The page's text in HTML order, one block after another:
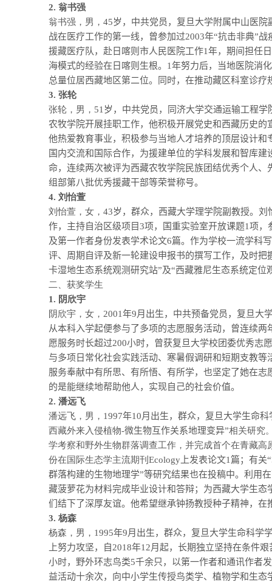
2. 翁书强
翁书强，男， 45岁，中共党员，复旦大学附属中山医
战在医疗工作的第一线，曾参加过2003年“抗击非典”战
援藏医疗队，赴日喀则市人民医院工作1年，期间担任
海模式的经验在日喀则生根。 1年努力后，当地医院消
总量位居西藏地区第二位。同时，在推动藏区科室诊
3. 张轮
张轮，男， 51 岁，中共党员，同济大学交通运输工程
农牧学院开展挂职工作，他积极开展党史和西藏历史
他热爱教育事业，积极参与当地人才培养的顶层设计
国内交流和国际合作，为援建单位的学科发展和智库
命，连续两次被评为西藏农牧学院民族团结优秀个人
组部第八批优秀援藏干部等荣誉称号。
4. 刘怡萱
刘怡萱，女， 43岁，群众，西藏大学理学院副教授。
作，主持自治区级项目3项，国重实验室开放课题1项，
及第一作者身份发表学术论文6篇。作为学校一流学科
评、周期自评及新一轮建设申报书的撰写工作，及时
卡湿地生态系统观测研究站”及“西藏雅尼生态系统定位
二、获奖学生
1. 阴欣宇
阴欣宇，女， 2001年9月出生，中共预备党员，复旦大
从本科入学起便参与了多项的志愿服务活动，曾连续
愿服务时长超过200小时，曾获复旦大学校团委优秀志
与多项日常化社会实践活动、寒暑假调研和短期支教
服务奉献中有所思、有所悟、有所学，也坚定了她在
的是能继续地帮助他人，实现自己的社会价值。
2. 潘远飞
潘远飞，男， 1997年10月出生，群众，复旦大学生命科
西藏外来入侵植物-微生物互作关系地理变异”相关研究
学考察和野外生物群落调查工作，并完成首个在青藏
份在国际生态学主流期刊 Ecology 上发表论文1篇；有关
群落构建的生物地理学”等研究结果也在投稿中。利用
藏菠萝花为材料完成毕业设计和答辩；为西藏大学生态
们结下了深厚友谊。他希望继承钟扬教授种子精神，
3. 杨森
杨森，男， 1995年9月出生，群众，复旦大学生命科学
上努力攻坚，自 2018年12月起，长期独立坚持在条件
小时，野外环志鸟类5千余只，以第一作者和通讯作者
益活动十余次，向中小学生传授鸟类学、植物学和生